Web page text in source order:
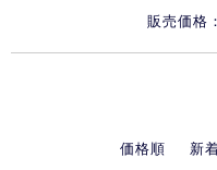
販売価格
価格順 新